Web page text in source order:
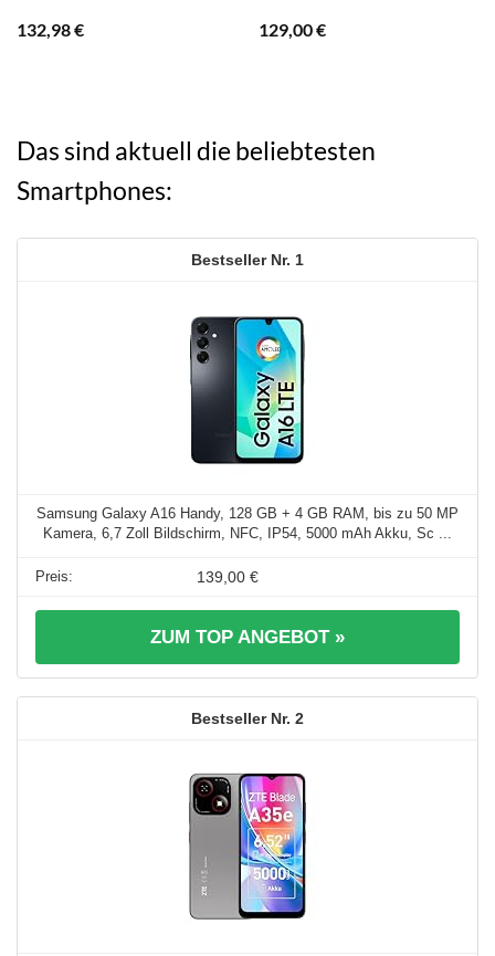
132,98€
129,00€
Das sind aktuell die beliebtesten
Smartphones:
1
Samsung Galaxy A16 Handy, 128 GB + 4 GB RAM, bis zu 50 MP
Kamera, 6,7 Zoll Bildschirm, NFC, IP54, 5000 mAh Akku, Sc ...
139,00 €
ZUM TOP ANGEBOT »
2